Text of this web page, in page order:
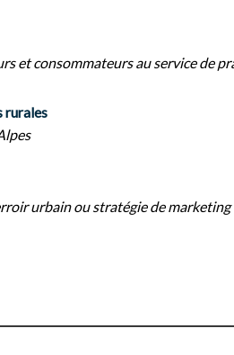
et consommateurs au service de
rurales
urbain ou stratégie de